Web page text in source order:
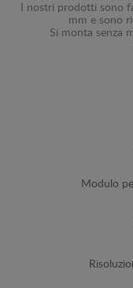
I nostri prodotti sono
mm e sono
Si monta senza
Modulo